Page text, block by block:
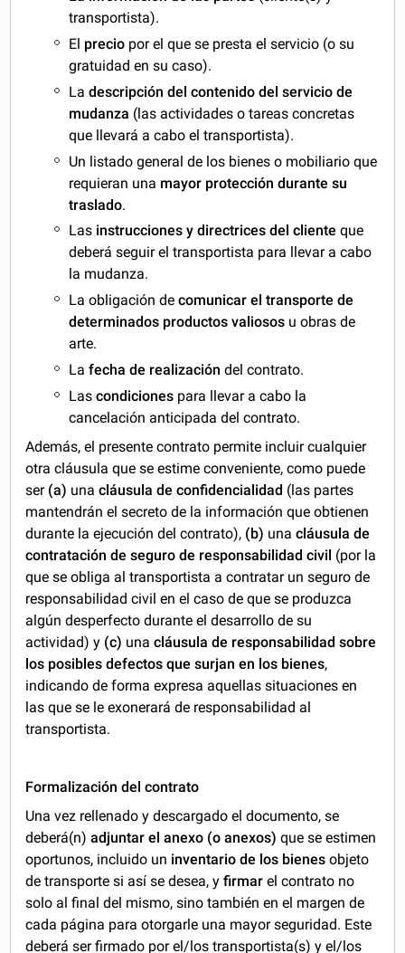
transportista).
El precio por el que se presta el servicio (o su
gratuidad en su caso).
Ladescripción del contenido del servicio de
mudanza (las actividades o tareas concretas
que llevará a cabo el transportista).
Un listado general de los bienes o mobiliario que
requieran una mayor protección durante su
traslado.
Las instrucciones y directrices del cliente que
deberá seguir el transportista para llevar a cabo
la mudanza.
La obligación decomunicar el transporte de
determinados productos valiosos u obras de
arte.
Lafecha de realización del contrato.
Lascondiciones para llevar a cabo la
cancelación anticipada del contrato.
Además, el presente contrato permite incluir cualquier
otra cláusula que se estime conveniente, como puede
ser (a) una cláusula de confidencialidad (las partes
mantendrán el secreto de la información que obtienen
durante la ejecución del contrato), (b) unacláusula de
contratación de seguro de responsabilidad civil (por la
que se obliga al transportista a contratar un seguro de
responsabilidad civil en el caso de que se produzca
algún desperfecto durante el desarrollo de su
actividad) y (c) unacláusula de responsabilidad sobre
los posibles defectos que surjan en los bienes,
indicando de forma expresa aquellas situaciones en
las que se le exonerará de responsabilidad al
transportista.
Formalización del contrato
Una vez rellenado y descargado el documento, se
deberá(n)adjuntar el anexo (o anexos) que se estimen
oportunos, incluido un inventario de los bienes objeto
de transporte si así se desea, yfirmar el contrato no
solo al final del mismo, sino también en el margen de
cada página para otorgarle una mayor seguridad. Este
deberá ser firmado por el/los transportista(s) y el/los